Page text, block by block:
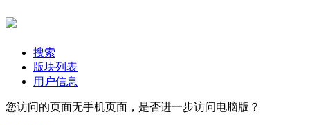
搜索
版块列表
用户信息
您访问的页面无手机页面，是否进一步访问电脑版？